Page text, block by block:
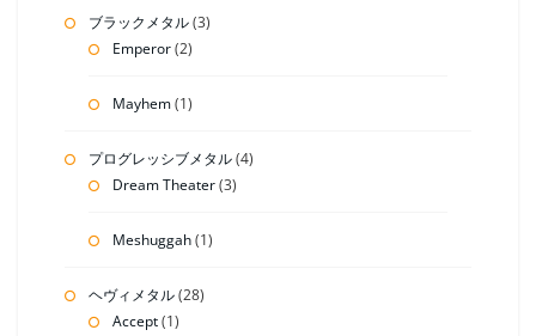
ブラックメタル(3)
Emperor(2)
Mayhem(1)
プログレッシブメタル(4)
Dream Theater(3)
Meshuggah(1)
ヘヴィメタル(28)
Accept(1)